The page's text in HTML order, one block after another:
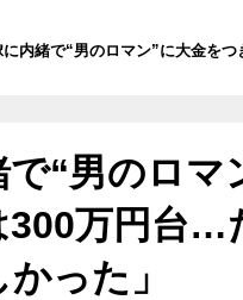
に内緒で“男のロマン”に大金を
で“男のロマ
300万円台
った」